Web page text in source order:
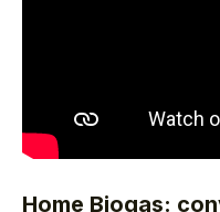
Home Biogas: